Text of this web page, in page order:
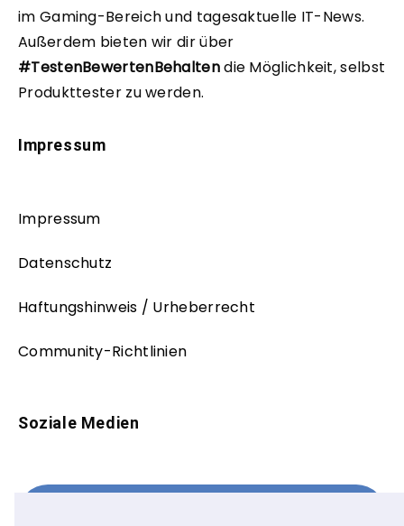
im Gaming-Bereich und tagesaktuelle IT-News.
Außerdem bieten wir dir über
#TestenBewertenBehaltendie Möglichkeit, selbst
Produkttester zu werden.
Impressum
Impressum
Datenschutz
Haftungshinweis / Urheberrecht
Community-Richtlinien
Soziale Medien